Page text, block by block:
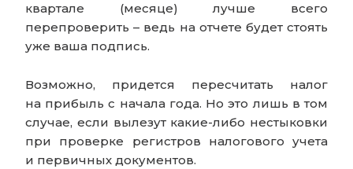
квартале (месяце) лучше всего
перепроверить – ведь на отчете будет стоять
уже ваша подпись.
Возможно, придется пересчитать налог
на прибыль с начала года. Но это лишь в том
случае, если вылезут какие-либо нестыковки
при проверке регистров налогового учета
и первичных документов.